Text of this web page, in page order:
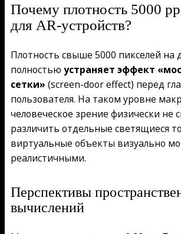
Почему плотность 5000
для AR-устройств?
Плотность свыше 5000 пикселей на
полностью устраняет эффект
сетки» (screen-door effect) перед
пользователя. На таком уровне
человеческое зрение физически не
различить отдельные светящиеся
виртуальные объекты визуально
реалистичными.
Перспективы
вычислений